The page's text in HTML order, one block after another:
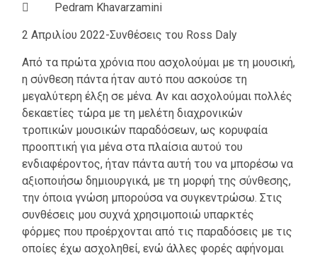
 Pedram Khavarzamini
2 Απριλίου 2022-Συνθέσεις του Ross Daly
Από τα πρώτα χρόνια που ασχολούμαι με τη μουσική,
η σύνθεση πάντα ήταν αυτό που ασκούσε τη
μεγαλύτερη έλξη σε μένα. Αν και ασχολούμαι πολλές
δεκαετίες τώρα με τη μελέτη διαχρονικών
τροπικών μουσικών παραδόσεων, ως κορυφαία
προοπτική για μένα στα πλαίσια αυτού του
ενδιαφέροντος, ήταν πάντα αυτή του να μπορέσω να
αξιοποιήσω δημιουργικά, με τη μορφή της σύνθεσης,
την όποια γνώση μπορούσα να συγκεντρώσω. Στις
συνθέσεις μου συχνά χρησιμοποιώ υπαρκτές
φόρμες που προέρχονται από τις παραδόσεις με τις
οποίες έχω ασχοληθεί, ενώ άλλες φορές αφήνομαι